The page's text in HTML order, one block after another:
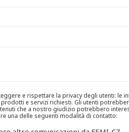
e rispettare la privacy degli utenti: le
e servizi richiesti. Gli utenti
che a nostro giudizio potrebbero
una delle seguenti modalità di contatto: